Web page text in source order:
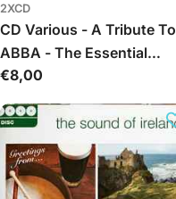
2XCD
CD Various - A Tribute To
ABBA - The Essential
Collection
Обычная
€8,00